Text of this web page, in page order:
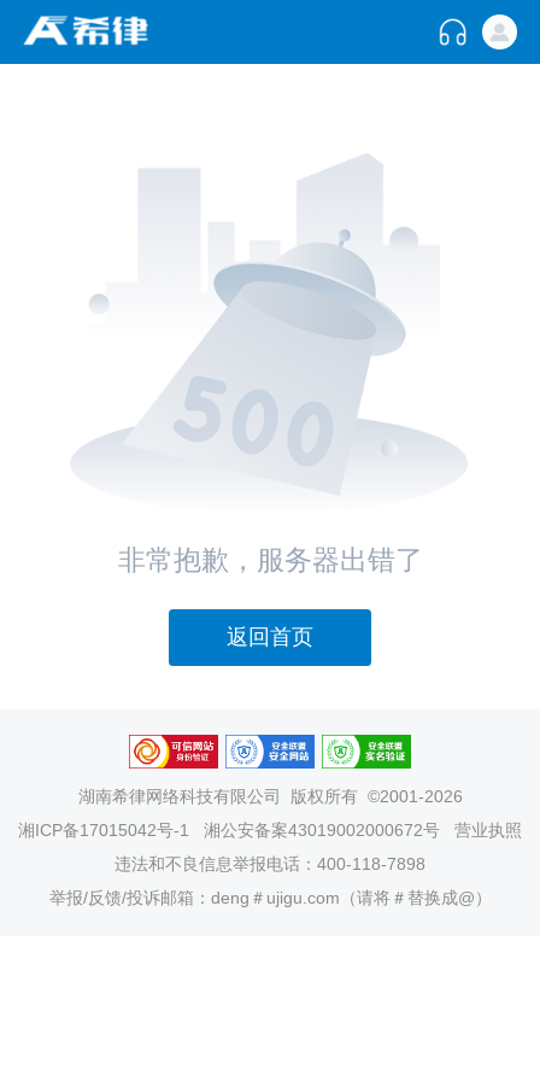
非常抱歉，服务器出错了
返回首页
湖南希律网络科技有限公司
版权所有 ©2001-2026
湘ICP备17015042号-1
湘公安备案43019002000672号
营业执照
违法和不良信息举报电话：400-118-7898
举报/反馈/投诉邮箱：deng＃ujigu.com（请将＃替换成@）